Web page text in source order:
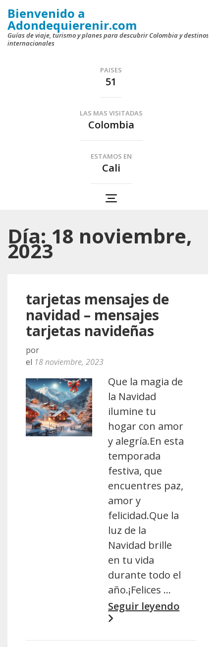
Saltar
contenido
Bienvenido a
Adondequierenir.com
Guías de viaje, turismo y planes para descubrir Colombia y destinos
internacionales
PAISES
51
LAS MAS VISITADAS
Colombia
ESTAMOS EN
Cali
Día: 18 noviembre,
2023
tarjetas mensajes de
navidad – mensajes
tarjetas navideñas
por
el 18 noviembre, 2023
Que la magia de
la Navidad
ilumine tu
hogar con amor
y alegría.En esta
temporada
festiva, que
encuentres paz,
amor y
felicidad.Que la
luz de la
Navidad brille
en tu vida
durante todo el
año.¡Felices …
Seguir leyendo